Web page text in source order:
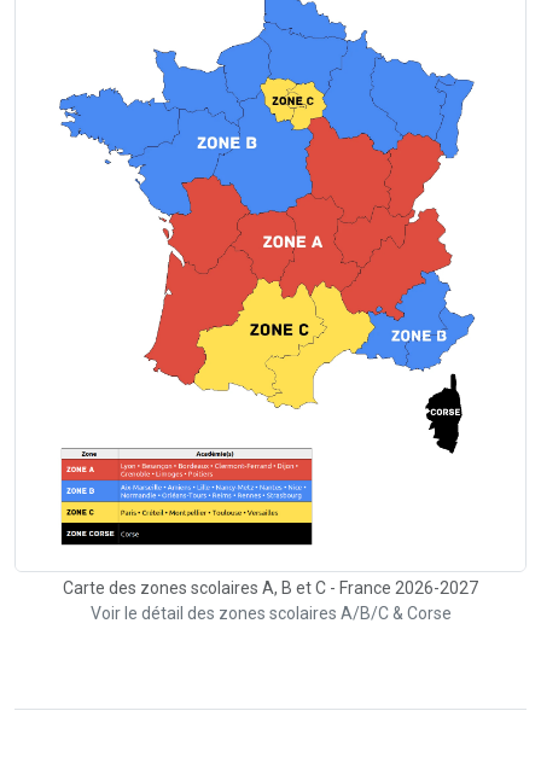
Carte des zones scolaires A, B et C - France 2026-2027
Voir le détail des zones scolaires A/B/C & Corse